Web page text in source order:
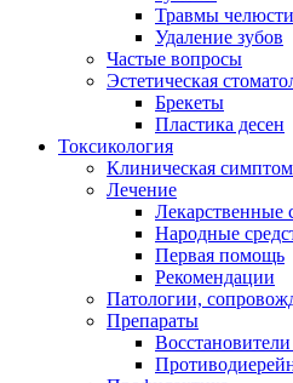
Травмы челюсти
Удаление зубов
Частые вопросы
Эстетическая
Брекеты
Пластика десен
Токсикология
Клиническая
Лечение
Лекарственные
Народные
Первая помощь
Рекомендации
Патологии,
Препараты